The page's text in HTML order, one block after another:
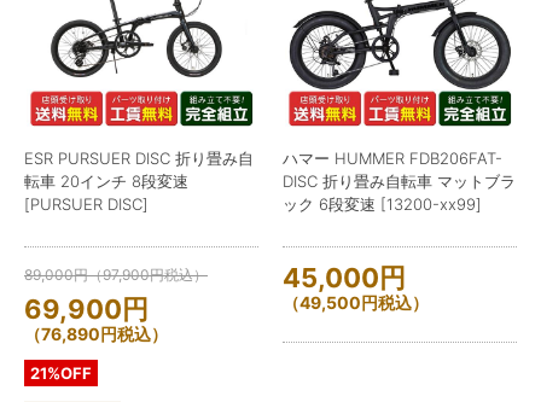
ESR PURSUER DISC 折り畳み自
転車 20インチ 8段変速
[PURSUER DISC]
89,000円（97,900円税込）
69,900円
（76,890円税込）
21%OFF
ハマー HUMMER FDB206FAT-
DISC 折り畳み自転車 マットブラ
ック 6段変速 [13200-xx99]
45,000円
（49,500円税込）